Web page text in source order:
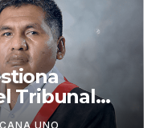
Tribunal
liberación
UNO